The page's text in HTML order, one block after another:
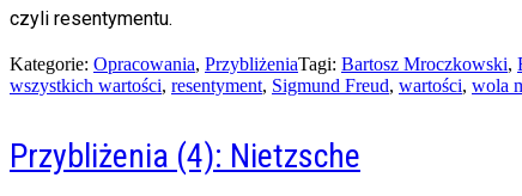
czyli resentymentu.
Kategorie: Opracowania, PrzybliżeniaTagi: Bartosz Mroczkowski,
wszystkich wartości, resentyment, Sigmund Freud, wartości, wola
Przybliżenia (4): Nietzsche